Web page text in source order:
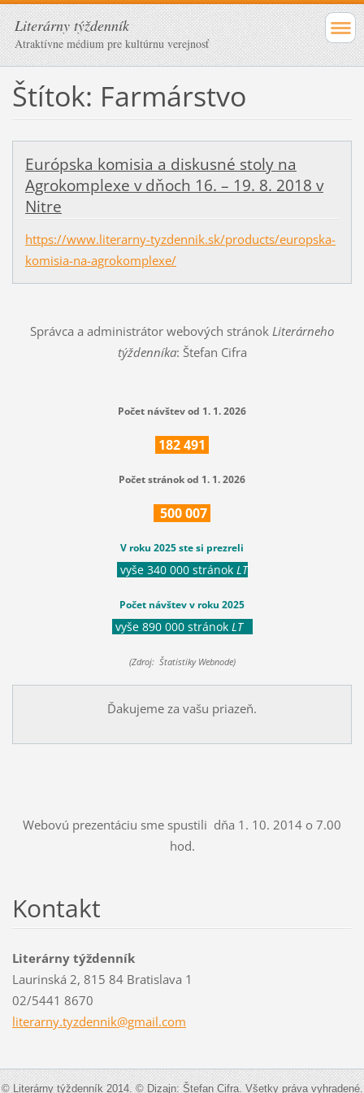
Literárny týždenník
Atraktívne médium pre kultúrnu verejnosť
Štítok: Farmárstvo
Európska komisia a diskusné stoly na
Agrokomplexe v dňoch 16. – 19. 8. 2018 v
Nitre
https://www.literarny-tyzdennik.sk/products/europska-
komisia-na-agrokomplexe/
Správca a administrátor webových stránok Literárneho
týždenníka: Štefan Cifra
Počet návštev od 1. 1. 2026
182491
Počet stránok od 1. 1. 2026
500007
V roku 2025 ste si prezreli
vyše 340 000 stránok LT
Počet návštev v roku 2025
vyše 890 000 stránok LT
(Zdroj: Štatistiky Webnode)
Ďakujeme za vašu priazeň.
Webovú prezentáciu sme spustili dňa 1. 10. 2014 o 7.00
hod.
Kontakt
Literárny týždenník
Laurinská 2, 815 84 Bratislava 1
02/5441 8670
literarny.tyzdennik@gmail.com
© Literárny týždenník 2014. © Dizajn: Štefan Cifra. Všetky práva vyhradené.